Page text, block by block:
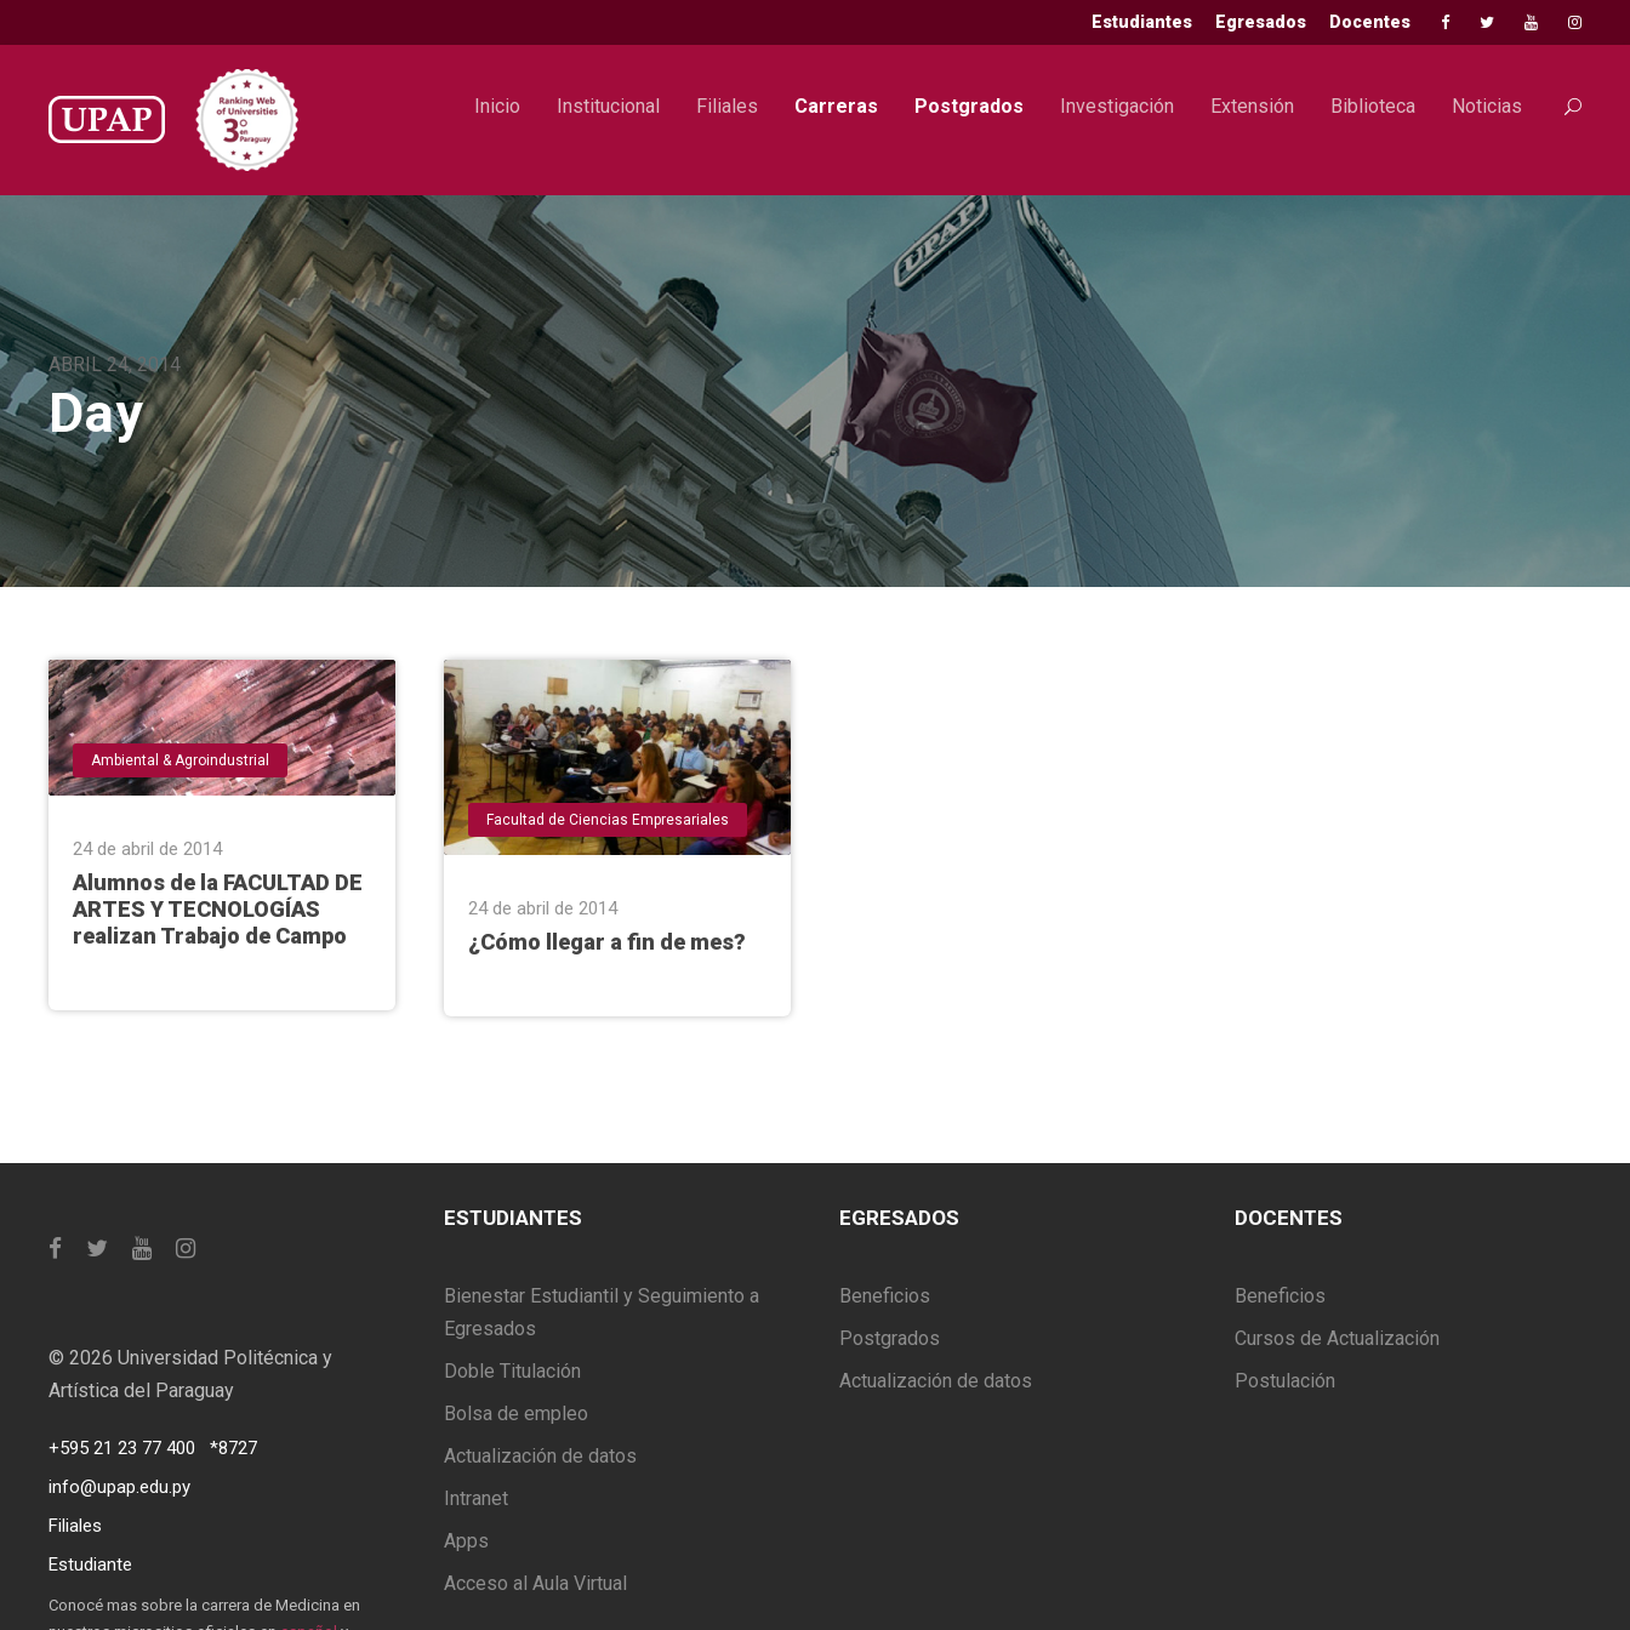
Estudiantes Egresados Docentes
Inicio Institucional Filiales Carreras Postgrados Investigación Extensión Biblioteca Noticias
ABRIL 24, 2014
Day
Ambiental & Agroindustrial
24 de abril de 2014
Alumnos de la FACULTAD DE
ARTES Y TECNOLOGÍAS
realizan Trabajo de Campo
Facultad de Ciencias Empresariales
24 de abril de 2014
¿Cómo llegar a fin de mes?
© 2026 Universidad Politécnica y
Artística del Paraguay
+595 21 23 77 400
*8727
info@upap.edu.py
Filiales
Estudiante
Conocé mas sobre la carrera de Medicina en
ESTUDIANTES
Bienestar Estudiantil y Seguimiento a
Egresados
Doble Titulación
Bolsa de empleo
Actualización de datos
Intranet
Apps
Acceso al Aula Virtual
EGRESADOS
Beneficios
Postgrados
Actualización de datos
DOCENTES
Beneficios
Cursos de Actualización
Postulación